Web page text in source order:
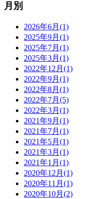
月別
2026年6月(1)
2025年9月(1)
2025年7月(1)
2025年3月(1)
2022年12月(1)
2022年9月(1)
2022年8月(1)
2022年7月(5)
2022年3月(1)
2021年9月(1)
2021年7月(1)
2021年5月(1)
2021年3月(1)
2021年1月(1)
2020年12月(1)
2020年11月(1)
2020年10月(2)